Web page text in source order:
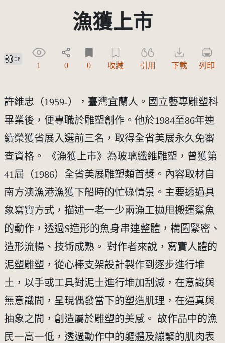
漁獲上市
創用CC姓名標示 3.0 台灣及其後版本(CC BY 3.0 TW +)
1 0 0 收藏 引用 下載 列印
許維忠（1959-），臺灣宜蘭人。國立藝專雕塑科
畢業後，便專職於雕塑創作。他於1984至86年連
續榮獲省展入選前三名，取得全省美展永久免審
查資格。 《漁獲上市》為玻璃纖維雕塑，曾獲第
41屆（1986）全省美展雕塑類首獎。內容取材自
南方澳漁港漁獲下船時的忙碌情景。主要透過具
象寫實方式，描述一老一少兩漁工拋甩搬運鯊魚
的動作，透過S造形的魚身串連整體，構圖緊密、
造形流暢、技術成熟。 對作者來說，寫實人體的
泥塑雕塑，從心棒支架設計製作到逐步進行堆
土，以手或工具對泥土進行堆加刮減，在意識與
無意識間，呈現偶發當下的塑造肌理，在逼真與
抽象之間，創造屬於雕塑的美感。 故作品中的漁
民一高一低，透過動作中的軀體及繃緊的肌肉表